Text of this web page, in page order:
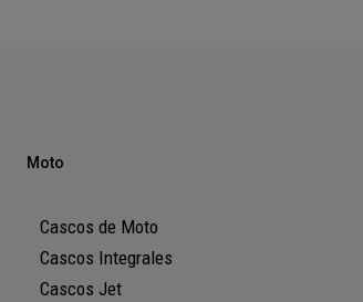
Moto
Cascos de Moto
Cascos Integrales
Cascos Jet